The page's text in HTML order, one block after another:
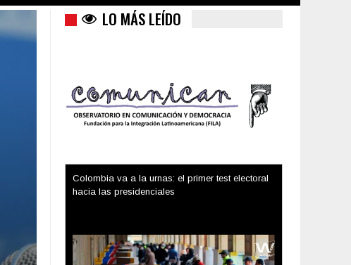
LO MÁS LEÍDO
Colombia va a la urnas: el primer test electoral
hacia las presidenciales